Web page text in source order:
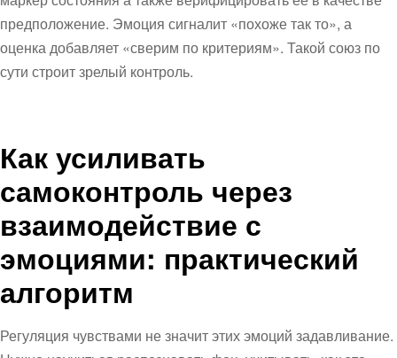
предположение. Эмоция сигналит «похоже так то», а
оценка добавляет «сверим по критериям». Такой союз по
сути строит зрелый контроль.
Как усиливать
самоконтроль через
взаимодействие с
эмоциями: практический
алгоритм
Регуляция чувствами не значит этих эмоций задавливание.